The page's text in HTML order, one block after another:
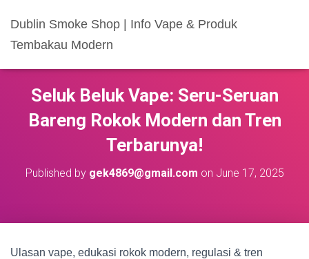
Dublin Smoke Shop | Info Vape & Produk
Tembakau Modern
Seluk Beluk Vape: Seru-Seruan
Bareng Rokok Modern dan Tren
Terbarunya!
Published by gek4869@gmail.com on June 17, 2025
Ulasan vape, edukasi rokok modern, regulasi & tren